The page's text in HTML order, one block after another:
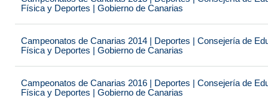
Física y Deportes | Gobierno de Canarias
Campeonatos de Canarias 2014 | Deportes | Consejería de
Física y Deportes | Gobierno de Canarias
Campeonatos de Canarias 2016 | Deportes | Consejería de
Física y Deportes | Gobierno de Canarias